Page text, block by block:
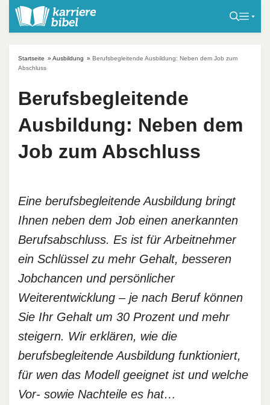
Startseite » Ausbildung » Berufsbegleitende Ausbildung: Neben dem Job zum
Abschluss
Berufsbegleitende
Ausbildung: Neben dem
Job zum Abschluss
Eine berufsbegleitende Ausbildung bringt
Ihnen neben dem Job einen anerkannten
Berufsabschluss. Es ist für Arbeitnehmer
ein Schlüssel zu mehr Gehalt, besseren
Jobchancen und persönlicher
Weiterentwicklung – je nach Beruf können
Sie Ihr Gehalt um 30 Prozent und mehr
steigern. Wir erklären, wie die
berufsbegleitende Ausbildung funktioniert,
für wen das Modell geeignet ist und welche
Vor- sowie Nachteile es hat…